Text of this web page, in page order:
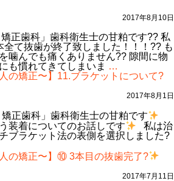
ま
し
た！！
に！！！！
✌?
人〜
大
人
の
矯
正〜】
き
な
変
化
が
あ
2017年8月10日
正歯科」歯科衛生士の甘粕です?? 私
全て抜歯が終了致しました！！！?? も
噛んでも痛くありません?? 隙間に物
も慣れてきてしまいま …
指
横
美
人〜
大
人
の
矯
正〜】
の矯正〜】11.ブラケットについて?
2017年8月1日
正歯科」歯科衛生士の甘粕です
装着についてのお話しです
私は治
ブラケット法の表側を選択しました?
の矯正〜】⑩ 3本目の抜歯完了?
2017年7月11日